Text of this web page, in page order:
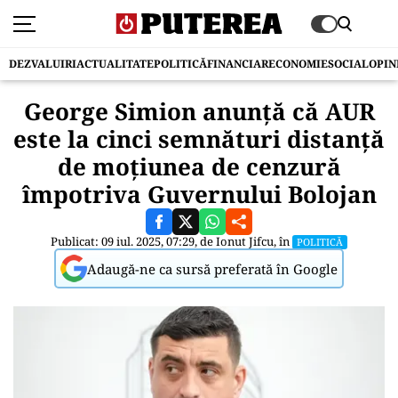
DEZVALUIRIACTUALITATEPOLITICĂFINANCIARECONOMIESOCIAL
George Simion anunță că AUR
este la cinci semnături distanță
de moțiunea de cenzură
împotriva Guvernului Bolojan
Publicat: 09 iul. 2025, 07:29, deIonut Jifcu, în POLITICĂ
Adaugă-ne ca sursă preferată în Google